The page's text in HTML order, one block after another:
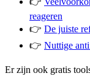
reageren
👉 De juiste
👉 Nuttige
Er zijn ook gratis